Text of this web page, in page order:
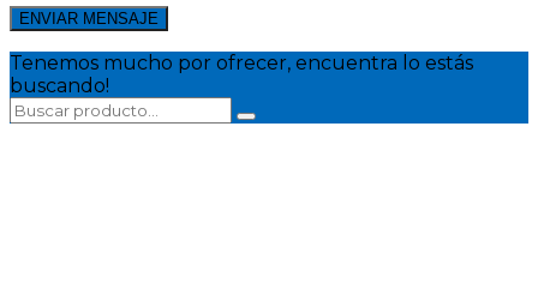
ENVIAR MENSAJE
Tenemos mucho por ofrecer, encuentra lo estás
buscando!